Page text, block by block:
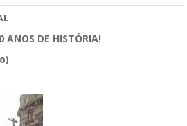
ANOS DE HISTÓRIA!